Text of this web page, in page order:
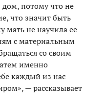
потому что не
что значит быть
мать не научила ее
с материальным
со своим
именно
каждый из нас
— рассказывает